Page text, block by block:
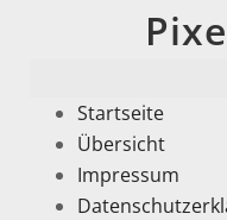
Startseite
Übersicht
Impressum